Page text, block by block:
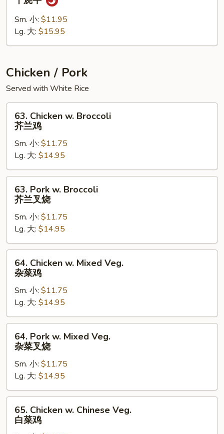
Spicy
Beef
干
牛
Sm. 小: $11.95
Lg. 大: $15.95
Chicken / Pork
Served with White Rice
Chicken
Broccoli
兰
鸡
63. Chicken w. Broccoli
芥兰鸡
Sm. 小: $11.75
Lg. 大: $14.95
Pork
Broccoli
兰
叉
63. Pork w. Broccoli
芥兰叉烧
Sm. 小: $11.75
Lg. 大: $14.95
Chicken
Mixed
Veg.
杂
菜
64. Chicken w. Mixed Veg.
杂菜鸡
Sm. 小: $11.75
Lg. 大: $14.95
Pork
Mixed
Veg.
杂
菜
64. Pork w. Mixed Veg.
杂菜叉烧
Sm. 小: $11.75
Lg. 大: $14.95
Chicken
65. Chicken w. Chinese Veg.
白菜鸡